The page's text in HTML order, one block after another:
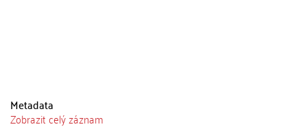
Metadata
Zobrazit celý záznam